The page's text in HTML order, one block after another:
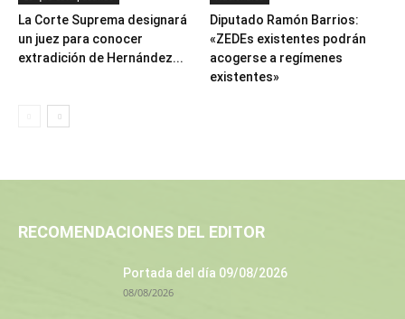
La Corte Suprema designará
un juez para conocer
extradición de Hernández...
Diputado Ramón Barrios:
«ZEDEs existentes podrán
acogerse a regímenes
existentes»
RECOMENDACIONES DEL EDITOR
Portada del día 09/08/2026
08/08/2026